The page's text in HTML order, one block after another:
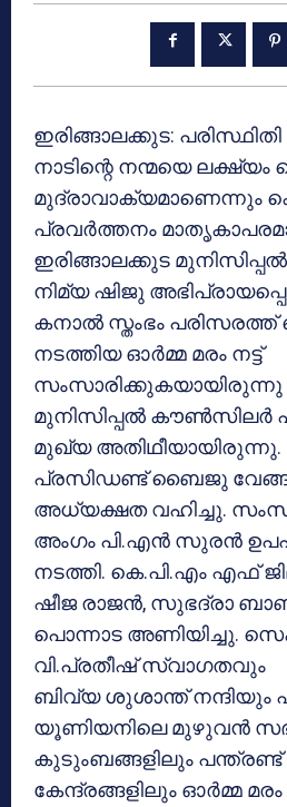
ഇരിങ്ങാലക്കുട:
നാടിന്റെ നന്മയെ ലക്ഷ്യം
മുദ്രാവാക്യമാണെന്നും
പ്രവർത്തനം
ഇരിങ്ങാലക്കുട
നിമ്യ ഷിജു
കനാൽ സ്തംഭം
നടത്തിയ ഓർമ്മ മരം നട്ട്
സംസാരിക്കുകയായിരുന്നു
മുനിസിപ്പൽ കൗൺസിലർ
മുഖ്യ
പ്രസിഡണ്ട് ബൈജു
അധ്യക്ഷത വഹിച്ചു.
അംഗം പി.എൻ സുരൻ
നടത്തി. കെ.പി.എം എഫ്
ഷീജ രാജൻ, സുഭദ്രാ
പൊന്നാട അണിയിച്ചു.
വി.പ്രതീഷ് സ്വാഗതവും
ബിവ്യ ശുശാന്ത് നന്ദിയും
യൂണിയനിലെ മുഴുവൻ
കുടുംബങ്ങളിലും പന്ത്രണ്ട്
കേന്ദ്രങ്ങളിലും ഓർമ്മ മരം